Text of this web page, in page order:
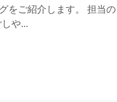
をご紹介します。 担当の
や...